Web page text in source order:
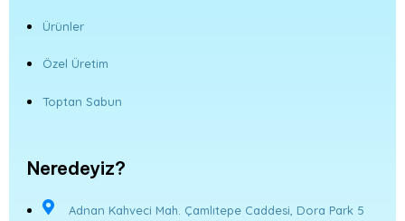
Ürünler
Özel Üretim
Toptan Sabun
Neredeyiz?
Adnan Kahveci Mah. Çamlıtepe Caddesi, Dora Park 5